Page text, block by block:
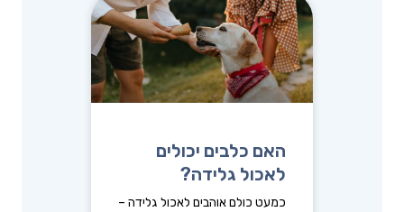
האם כלבים יכולים
לאכול גלידה?
כמעט כולם אוהבים לאכול גלידה –